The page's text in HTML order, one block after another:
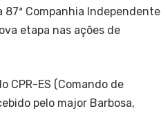
Companhia Independente
etapa nas ações de
CPR-ES (Comando de
pelo major Barbosa,